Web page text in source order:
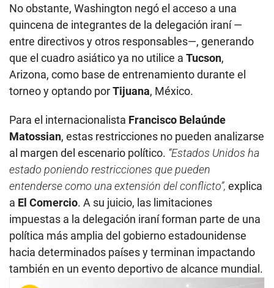
No obstante, Washington negó el acceso a una
quincena de integrantes de la delegación iraní —
entre directivos y otros responsables—, generando
que el cuadro asiático ya no utilice a Tucson,
Arizona, como base de entrenamiento durante el
torneo y optando porTijuana, México.
Para el internacionalista Francisco Belaúnde
Matossian, estas restricciones no pueden analizarse
al margen del escenario político. “Estados Unidos ha
estado poniendo restricciones que pueden
entenderse como una extensión del conflicto”, explica
a El Comercio. A su juicio, las limitaciones
impuestas a la delegación iraní forman parte de una
política más amplia del gobierno estadounidense
hacia determinados países y terminan impactando
también en un evento deportivo de alcance mundial.